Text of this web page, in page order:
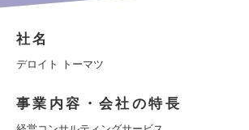
社名
デロイト トーマツ
事業内容・会社の特長